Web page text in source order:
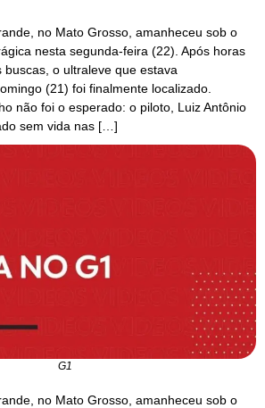
no Mato Grosso, amanheceu sob o
nesta segunda-feira (22). Após horas
o ultraleve que estava
(21) foi finalmente localizado.
não foi o esperado: o piloto, Luiz Antônio
sem vida nas […]
G1
no Mato Grosso, amanheceu sob o